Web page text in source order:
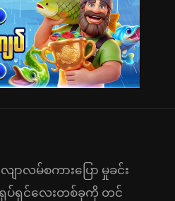
လမ်စကားပြော မှုခင်း
ပ်ရှင်လေးတစ်ခုကို တင်